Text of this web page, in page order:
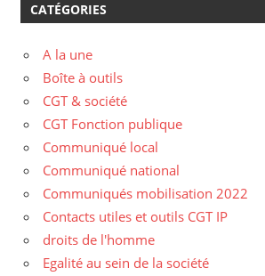
CATÉGORIES
A la une
Boîte à outils
CGT & société
CGT Fonction publique
Communiqué local
Communiqué national
Communiqués mobilisation 2022
Contacts utiles et outils CGT IP
droits de l'homme
Egalité au sein de la société